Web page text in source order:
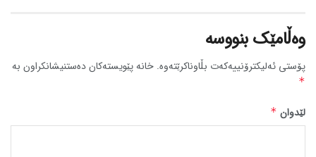
وەڵامێک بنووسە
پۆستی ئەلیکترۆنییەکەت بڵاوناکرێتەوە. خانە پێویستەکان دەستنیشانکراون بە
*
لێدوان *